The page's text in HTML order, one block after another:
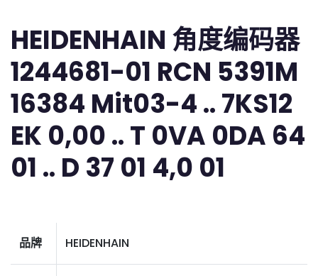
HEIDENHAIN 角度编码器
1244681-01 RCN 5391M
16384 Mit03-4 .. 7KS12
EK 0,00 .. T 0VA 0DA 64
01 .. D 37 01 4,0 01
品牌 HEIDENHAIN